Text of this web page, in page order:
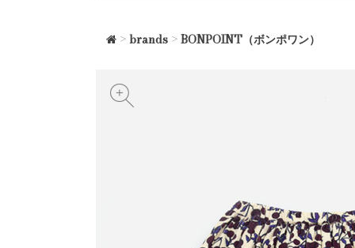
>brands >BONPOINT（ボンポワン）